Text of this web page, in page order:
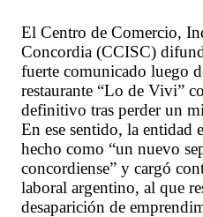
El Centro de Comercio,
Concordia (CCISC)
fuerte comunicado luego
restaurante “Lo de Vivi”
definitivo tras perder un
En ese sentido, la entidad
hecho como “un nuevo
concordiense” y cargó
laboral argentino, al que
desaparición de